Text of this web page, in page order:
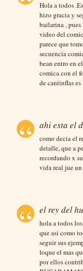
Hola a todos
hizo gracia y
bailarina ,
video del
parece que
secuencia
bean entro en
comica con el
de cantinflas
ahi esta el
como decia el
detalle, que a
recordando x
vida real jue un
el rey del
hola a todos
que asi como
seguir sus
loque el mas
por ellos